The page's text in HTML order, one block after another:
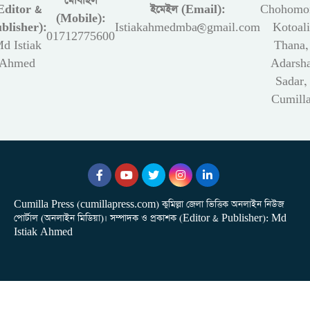
&
Istiak
(Mobile):
01712775600
ইমেইল (Email):
Istiakahmedmba@gmail.com
Kotoali
Thana,
Sadar,
Cumilla Press (cumillapress.com) কুমিল্লা জেলা ভিত্তিক অনলাইন নিউজ
পোর্টাল (অনলাইন মিডিয়া)। সম্পাদক ও প্রকাশক (Editor & Publisher): Md
Istiak Ahmed